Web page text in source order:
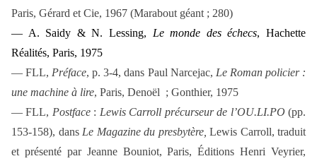
Paris, Gérard et Cie, 1967 (Marabout géant ; 280)
— A. Saidy & N. Lessing, Le monde des échecs, Hachette
Réalités, Paris, 1975
— FLL, Préface, p. 3-4, dans Paul Narcejac, Le Roman policier :
une machine à lire, Paris, Denoël ; Gonthier, 1975
— FLL, Postface: Lewis Carroll précurseur de l’OU.LI.PO(pp.
153-158), dans Le Magazine du presbytère, Lewis Carroll, traduit
et présenté par Jeanne Bouniot, Paris, Éditions Henri Veyrier,